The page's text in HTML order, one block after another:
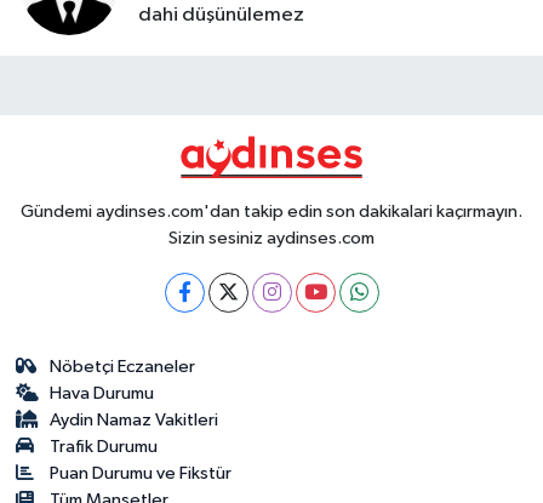
dahi düşünülemez
Gündemi aydinses.com'dan takip edin son dakikalari kaçırmayın.
Sizin sesiniz aydinses.com
Nöbetçi Eczaneler
Hava Durumu
Aydin Namaz Vakitleri
Trafik Durumu
Puan Durumu ve Fikstür